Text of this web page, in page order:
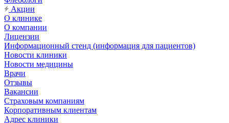
Акции
О клинике
О компании
Лицензии
Информационный стенд (информация для пациентов)
Новости клиники
Новости медицины
Врачи
Отзывы
Вакансии
Страховым компаниям
Корпоративным клиентам
Адрес клиники